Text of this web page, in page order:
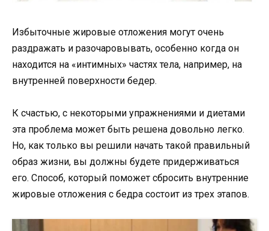
Избыточные жировые отложения могут очень
раздражать и разочаровывать, особенно когда он
находится на «интимных» частях тела, например, на
внутренней поверхности бедер.
К счастью, с некоторыми упражнениями и диетами
эта проблема может быть решена довольно легко.
Но, как только вы решили начать такой правильный
образ жизни, вы должны будете придерживаться
его. Способ, который поможет сбросить внутренние
жировые отложения с бедра состоит из трех этапов.